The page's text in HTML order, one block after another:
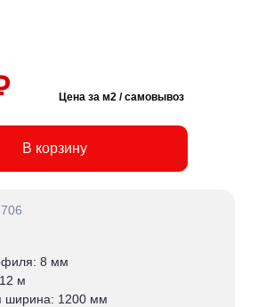
8 мм
м
ширина: 1200 мм
Цена за м2 / самовывоз
В корзину